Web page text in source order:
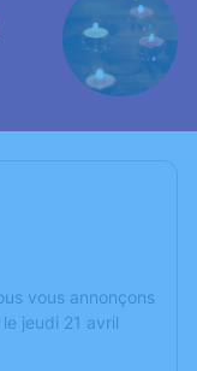
vous annonçons
jeudi 21 avril